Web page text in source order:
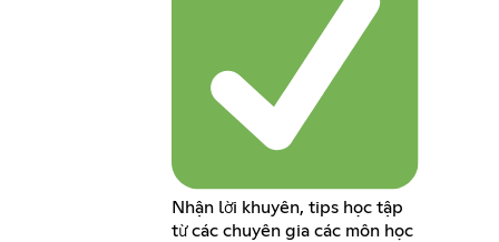
Nhận lời khuyên, tips học tập
từ các chuyên gia các môn học